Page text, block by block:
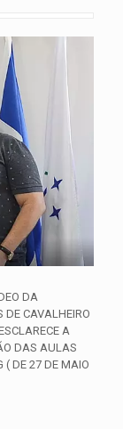
DA
DE CAVALHEIRO
A
DAS AULAS
( DE 27 DE MAIO